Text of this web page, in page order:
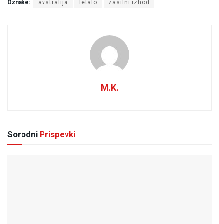
Oznake: avstralija letalo zasilni izhod
M.K.
Sorodni Prispevki